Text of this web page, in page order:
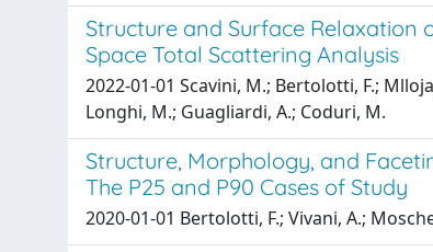
Structure and Surface Relaxation
Space Total Scattering Analysis
2022-01-01 Scavini, M.; Bertolotti, F.;
Longhi, M.; Guagliardi, A.; Coduri, M.
Structure, Morphology, and
The P25 and P90 Cases of Study
2020-01-01 Bertolotti, F.; Vivani, A.;